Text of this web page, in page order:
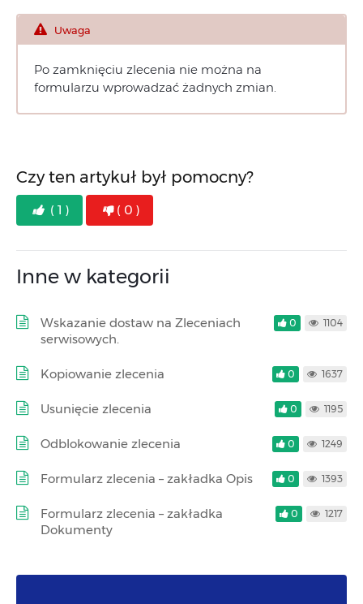
Uwaga
Po zamknięciu zlecenia nie można na
formularzu wprowadzać żadnych zmian.
Czy ten artykuł był pomocny?
( 1 ) ( 0 )
Inne w kategorii
Wskazanie dostaw na Zleceniach
serwisowych.
0 1104
Kopiowanie zlecenia 0 1637
Usunięcie zlecenia 0 1195
Odblokowanie zlecenia 0 1249
Formularz zlecenia – zakładka Opis 0 1393
Formularz zlecenia – zakładka
Dokumenty
0 1217